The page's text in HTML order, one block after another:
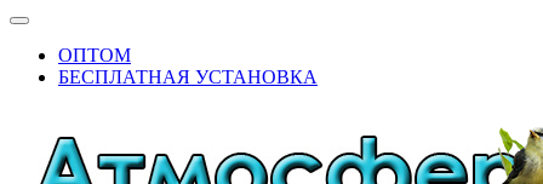
ОПТОМ
БЕСПЛАТНАЯ УСТАНОВКА